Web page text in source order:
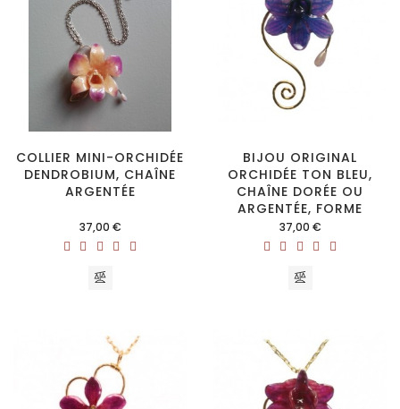
COLLIER MINI-ORCHIDÉE
DENDROBIUM, CHAÎNE
ARGENTÉE
Prix
37,00 €
BIJOU ORIGINAL
ORCHIDÉE TON BLEU,
CHAÎNE DORÉE OU
ARGENTÉE, FORME
SPIRALE
Prix
37,00 €